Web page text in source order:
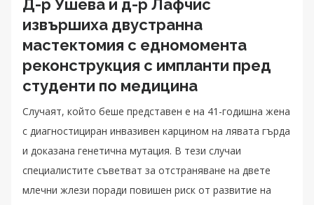
Д-р Ушева и д-р Лафчис
извършиха двустранна
мастектомия с едномомента
реконструкция с импланти пред
студенти по медицина
Случаят, който беше представен е на 41-годишна жена
с диагностициран инвазивен карцином на лявата гърда
и доказана генетична мутация. В тези случаи
специалистите съветват за отстраняване на двете
млечни жлези поради повишен риск от развитие на